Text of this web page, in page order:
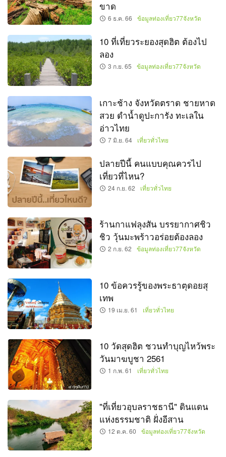
ขาด
6 ธ.ค. 66 ข้อมูลท่องเที่ยว77จังหวัด
10 ที่เที่ยวระยองสุดฮิต ต้องไป
ลอง
3 ก.ย. 65 ข้อมูลท่องเที่ยว77จังหวัด
เกาะช้าง จังหวัดตราด ชายหาด
สวย ดำน้ำดูปะการัง ทะเลใน
อ่าวไทย
7 มิ.ย. 64 เที่ยวทั่วไทย
ปลายปีนี้ คนแบบคุณควรไป
เที่ยวที่ไหน?
24 ก.ย. 62 เที่ยวทั่วไทย
ร้านกาแฟลุงสัน บรรยากาศชิว
ชิว วุ้นมะพร้าวอร่อยต้องลอง
2 ก.ย. 62 ข้อมูลท่องเที่ยว77จังหวัด
10 ข้อควรรู้ของพระธาตุดอยสุ
เทพ
19 เม.ย. 61 เที่ยวทั่วไทย
10 วัดสุดฮิต ชวนทำบุญไหว้พระ
วันมาฆบูชา 2561
1 ก.พ. 61 เที่ยวทั่วไทย
"ที่เที่ยวอุบลราชธานี" ดินแดน
แห่งธรรมชาติ ฝั่งอีสาน
12 ต.ค. 60 ข้อมูลท่องเที่ยว77จังหวัด